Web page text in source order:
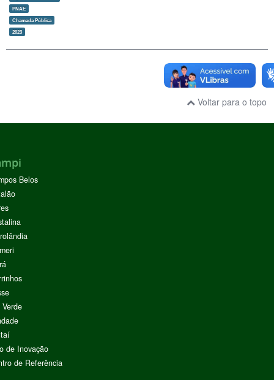
PNAE
Chamada Pública
2023
Voltar para o topo
Belos
de Inovação
de Referência